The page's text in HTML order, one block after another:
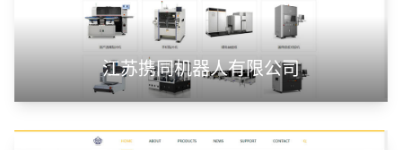
江苏携同机器人有限公司